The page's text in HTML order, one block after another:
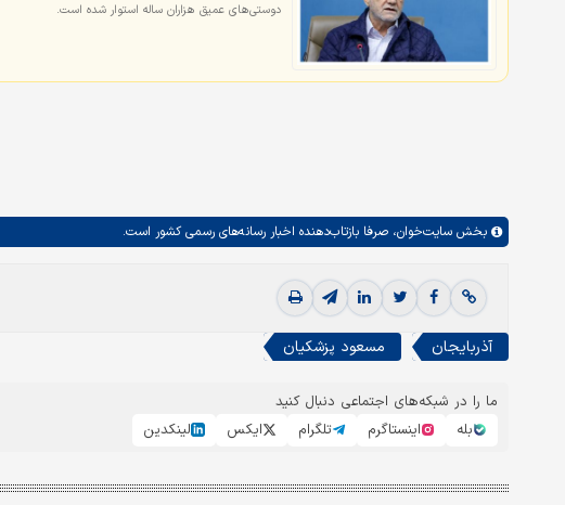
دوستی‌های عمیق هزاران ساله استوار شده است.
بخش سایت‌خوان، صرفا بازتاب‌دهنده اخبار رسانه‌های رسمی کشور است.
آذربایجان مسعود پزشکيان
ما را در شبکه‌های اجتماعی دنبال کنید
بله
اینستاگرم تلگرام ایکس لینکدین